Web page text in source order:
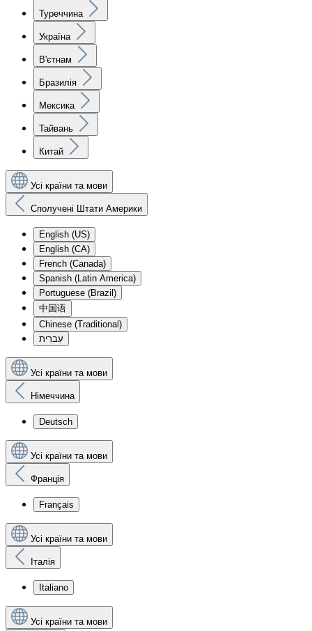
Туреччина
Україна
В'єтнам
Бразилія
Мексика
Тайвань
Китай
Усі країни та мови
Сполучені Штати Америки
English (US)
English (CA)
French (Canada)
Spanish (Latin America)
Portuguese (Brazil)
中国语
Chinese (Traditional)
עִברִית
Усі країни та мови
Німеччина
Deutsch
Усі країни та мови
Франція
Français
Усі країни та мови
Італія
Italiano
Усі країни та мови